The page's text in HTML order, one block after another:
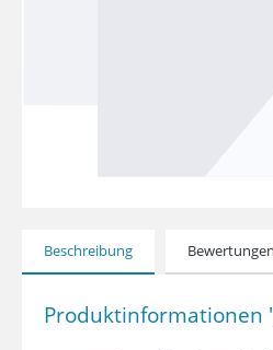
Beschreibung Bewertungen
Produktinformationen